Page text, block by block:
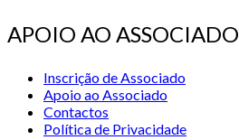
APOIO AO ASSOCIADO
Inscrição de Associado
Apoio ao Associado
Contactos
Política de Privacidade